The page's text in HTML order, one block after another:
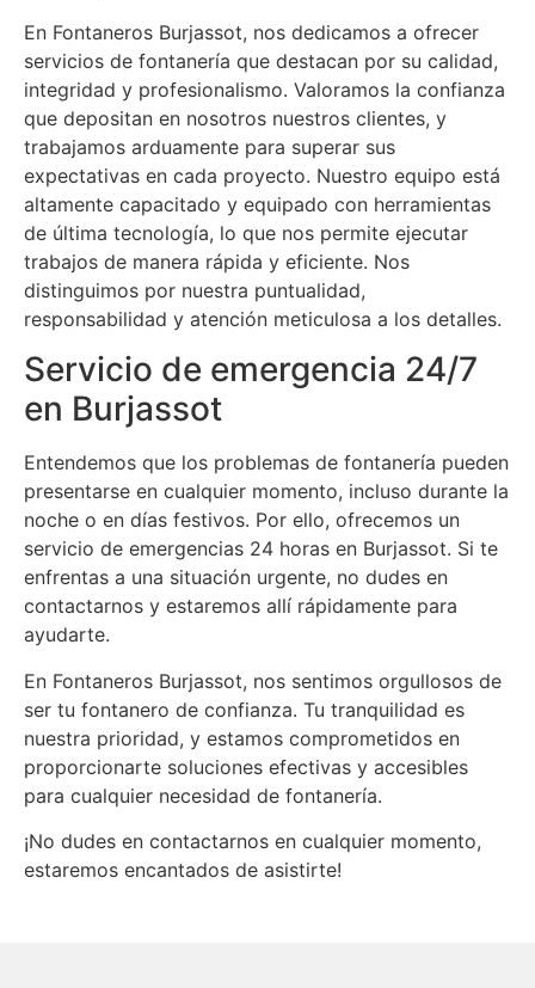
En Fontaneros Burjassot, nos dedicamos a ofrecer
servicios de fontanería que destacan por su calidad,
integridad y profesionalismo. Valoramos la confianza
que depositan en nosotros nuestros clientes, y
trabajamos arduamente para superar sus
expectativas en cada proyecto. Nuestro equipo está
altamente capacitado y equipado con herramientas
de última tecnología, lo que nos permite ejecutar
trabajos de manera rápida y eficiente. Nos
distinguimos por nuestra puntualidad,
responsabilidad y atención meticulosa a los detalles.
Servicio de emergencia 24/7
en Burjassot
Entendemos que los problemas de fontanería pueden
presentarse en cualquier momento, incluso durante la
noche o en días festivos. Por ello, ofrecemos un
servicio de emergencias 24 horas en Burjassot. Si te
enfrentas a una situación urgente, no dudes en
contactarnos y estaremos allí rápidamente para
ayudarte.
En Fontaneros Burjassot, nos sentimos orgullosos de
ser tu fontanero de confianza. Tu tranquilidad es
nuestra prioridad, y estamos comprometidos en
proporcionarte soluciones efectivas y accesibles
para cualquier necesidad de fontanería.
¡No dudes en contactarnos en cualquier momento,
estaremos encantados de asistirte!